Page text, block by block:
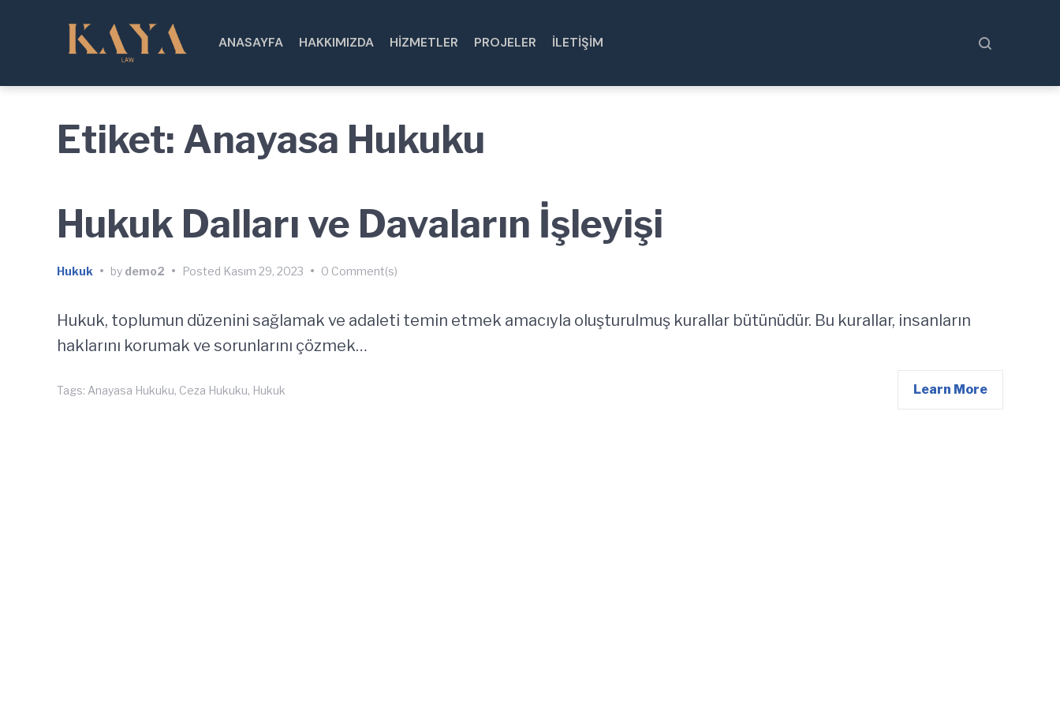
navigation
ANASAYFA HAKKIMIZDA HIZMETLER PROJELER İLETIŞIM
Etiket: Anayasa Hukuku
Hukuk Dalları ve Davaların İşleyişi
Hukuk • by demo2 • Posted Kasım 29, 2023 • 0 Comment(s)
Hukuk, toplumun düzenini sağlamak ve adaleti temin etmek amacıyla oluşturulmuş kurallar bütünüdür. Bu kurallar, insanların
haklarını korumak ve sorunlarını çözmek…
Tags: Anayasa Hukuku, Ceza Hukuku, Hukuk Learn More